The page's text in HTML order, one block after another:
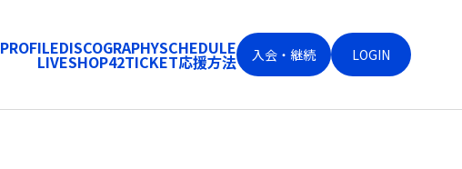
PROFILEDISCOGRAPHYSCHEDULE
LIVESHOP42TICKET応援方法 入会・継続 LOGIN